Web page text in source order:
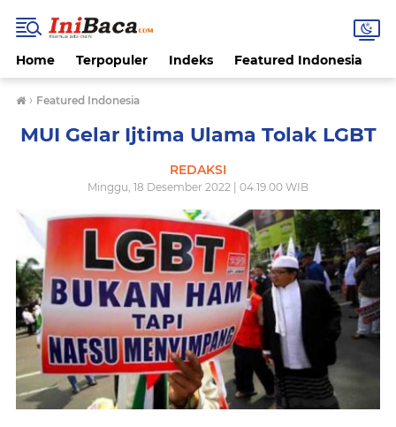
Home Terpopuler Indeks Featured Indonesia
› Featured Indonesia
MUI Gelar Ijtima Ulama Tolak LGBT
REDAKSI
Minggu, 18 Desember 2022 | 04.19.00 WIB